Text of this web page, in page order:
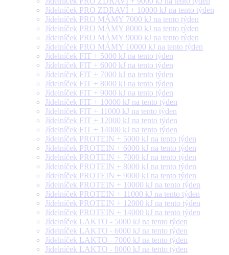
Jídelníček PRO ZDRAVÍ + 10000 kJ na tento týden
Jídelníček PRO MÁMY 7000 kJ na tento týden
Jídelníček PRO MÁMY 8000 kJ na tento týden
Jídelníček PRO MÁMY 9000 kJ na tento týden
Jídelníček PRO MÁMY 10000 kJ na tento týden
Jídelníček FIT + 5000 kJ na tento týden
Jídelníček FIT + 6000 kJ na tento týden
Jídelníček FIT + 7000 kJ na tento týden
Jídelníček FIT + 8000 kJ na tento týden
Jídelníček FIT + 9000 kJ na tento týden
Jídelníček FIT + 10000 kJ na tento týden
Jídelníček FIT + 11000 kJ na tento týden
Jídelníček FIT + 12000 kJ na tento týden
Jídelníček FIT + 14000 kJ na tento týden
Jídelníček PROTEIN + 5000 kJ na tento týden
Jídelníček PROTEIN + 6000 kJ na tento týden
Jídelníček PROTEIN + 7000 kJ na tento týden
Jídelníček PROTEIN + 8000 kJ na tento týden
Jídelníček PROTEIN + 9000 kJ na tento týden
Jídelníček PROTEIN + 10000 kJ na tento týden
Jídelníček PROTEIN + 11000 kJ na tento týden
Jídelníček PROTEIN + 12000 kJ na tento týden
Jídelníček PROTEIN + 14000 kJ na tento týden
Jídelníček LAKTO - 5000 kJ na tento týden
Jídelníček LAKTO - 6000 kJ na tento týden
Jídelníček LAKTO - 7000 kJ na tento týden
Jídelníček LAKTO - 8000 kJ na tento týden